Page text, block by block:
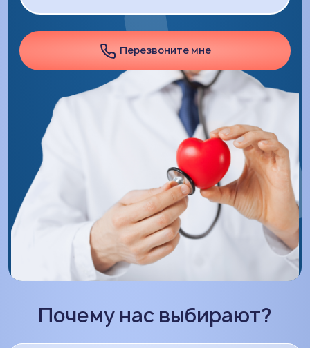
Перезвоните мне
Почему нас выбирают?